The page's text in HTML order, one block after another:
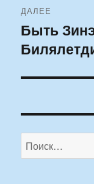
ДАЛЕЕ
Следующая
запись:
Быть
Искать: